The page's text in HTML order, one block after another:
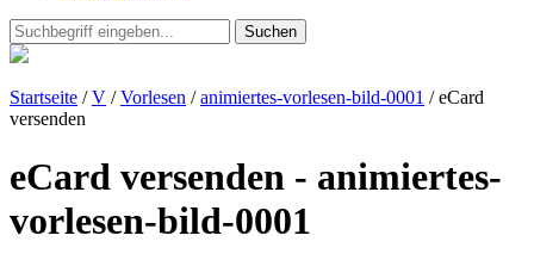
Suchen
Startseite /V /Vorlesen /animiertes-vorlesen-bild-0001 / eCard
versenden
eCard versenden - animiertes-
vorlesen-bild-0001